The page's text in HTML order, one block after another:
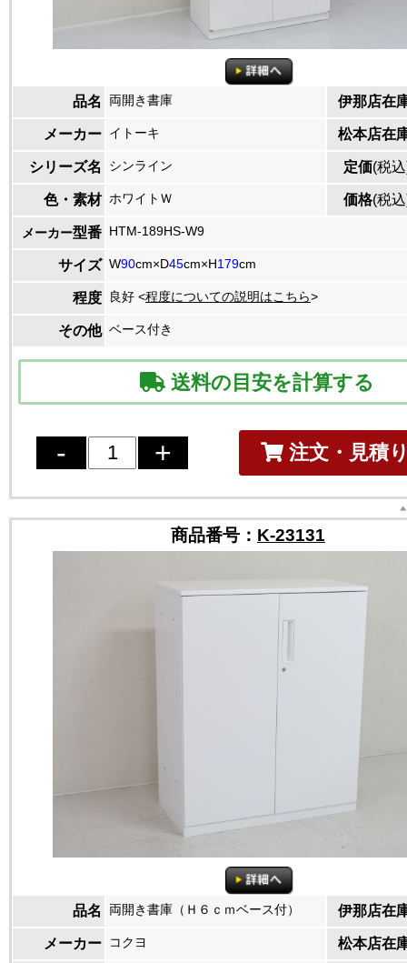
品名 両開き書庫 伊那店在
メーカー イトーキ 松本店在
シリーズ名 シンライン 定価(税
色・素材 ホワイトＷ 価格(税
メーカー型番 HTM-189HS-W9
サイズ W90cm×D45cm×H179cm
程度 良好 <程度についての説明はこちら>
その他 ベース付き
送料の目安を計算する
注文・見積
商品番号： K-23131
品名 両開き書庫（Ｈ６ｃｍベース付） 伊那店在
メーカー コクヨ 松本店在